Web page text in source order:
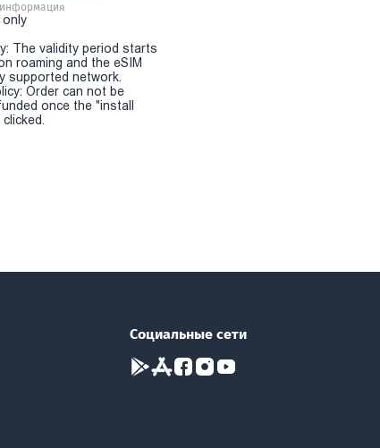
only
The validity period starts
roaming and the eSIM
supported network.
Order can not be
once the "install
Социальные сети